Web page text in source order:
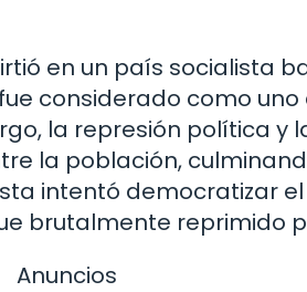
en un país socialista
considerado como uno
la represión política
la población,
intentó democratizar
brutalmente reprimido
Anuncios